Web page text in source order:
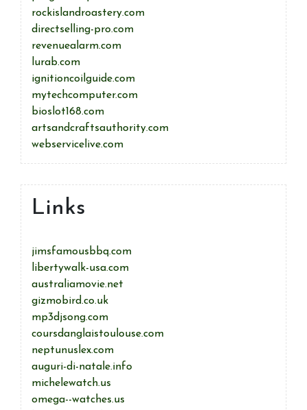
rockislandroastery.com
directselling-pro.com
revenuealarm.com
lurab.com
ignitioncoilguide.com
mytechcomputer.com
bioslot168.com
artsandcraftsauthority.com
webservicelive.com
Links
jimsfamousbbq.com
libertywalk-usa.com
australiamovie.net
gizmobird.co.uk
mp3djsong.com
coursdanglaistoulouse.com
neptunuslex.com
auguri-di-natale.info
michelewatch.us
omega--watches.us